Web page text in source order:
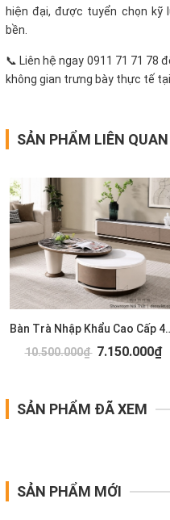
hiện đại, được tuyển chọn kỹ
bền.
📞 Liên hệ ngay 0911 71 71
không gian trưng bày thực tế
SẢN PHẨM LIÊN QUAN
Bàn Trà
10.500.000₫ 7.150.000₫
SẢN PHẨM ĐÃ XEM
SẢN PHẨM MỚI